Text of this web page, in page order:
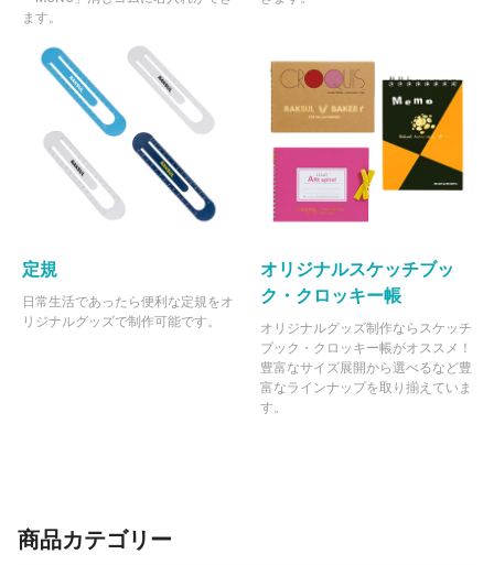
ます。
定規
日常生活であったら便利な定規をオ
リジナルグッズで制作可能です。
オリジナルスケッチブッ
ク・クロッキー帳
オリジナルグッズ制作ならスケッチ
ブック・クロッキー帳がオススメ！
豊富なサイズ展開から選べるなど豊
富なラインナップを取り揃えていま
す。
商品カテゴリー